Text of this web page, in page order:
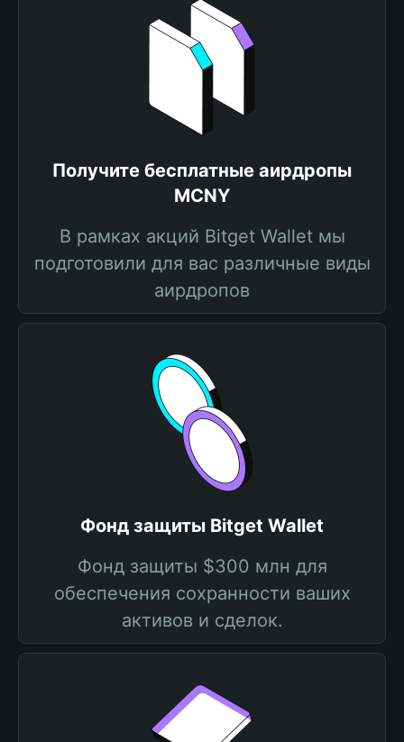
Получите бесплатные аирдропы
MCNY
В рамках акций Bitget Wallet мы
подготовили для вас различные виды
аирдропов
Фонд защиты Bitget Wallet
Фонд защиты $300 млн для
обеспечения сохранности ваших
активов и сделок.